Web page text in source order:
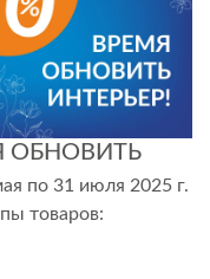
ОБНОВИТЬ
по 31 июля 2025 г.
товаров: